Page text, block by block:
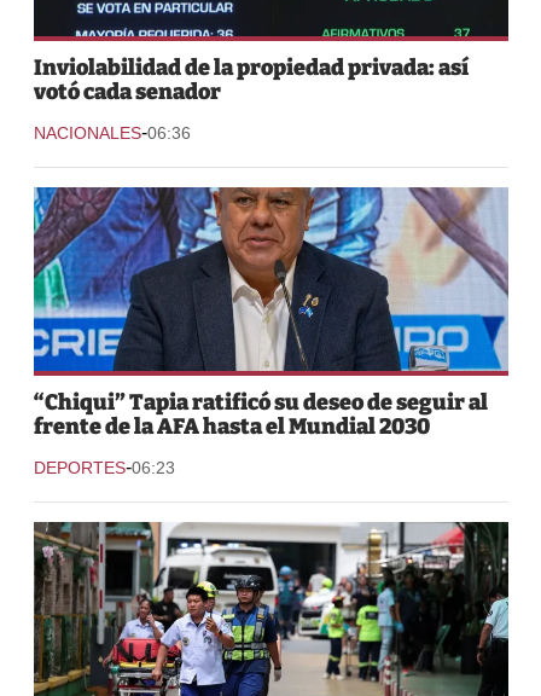
Inviolabilidad de la propiedad privada: así
votó cada senador
NACIONALES-06:36
“Chiqui” Tapia ratificó su deseo de seguir al
frente de la AFA hasta el Mundial 2030
DEPORTES-06:23